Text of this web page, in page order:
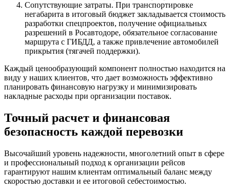
Сопутствующие затраты. При транспортировке
негабарита в итоговый бюджет закладывается стоимость
разработки спецпроектов, получение официальных
разрешений в Росавтодоре, обязательное согласование
маршрута с ГИБДД, а также привлечение автомобилей
прикрытия (тягачей поддержки).
Каждый ценообразующий компонент полностью находится на
виду у наших клиентов, что дает возможность эффективно
планировать финансовую нагрузку и минимизировать
накладные расходы при организации поставок.
Точный расчет и финансовая
безопасность каждой перевозки
Высочайший уровень надежности, многолетний опыт в сфере
и профессиональный подход к организации рейсов
гарантируют нашим клиентам оптимальный баланс между
скоростью доставки и ее итоговой себестоимостью.